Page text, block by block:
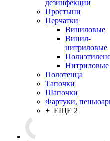
дезинфекции
Простыни
Перчатки
Виниловые
Винил-
нитриловые
Нитриловые
Полотенца
Тапочки
Шапочки
Фартуки,
+ ЕЩЕ 2